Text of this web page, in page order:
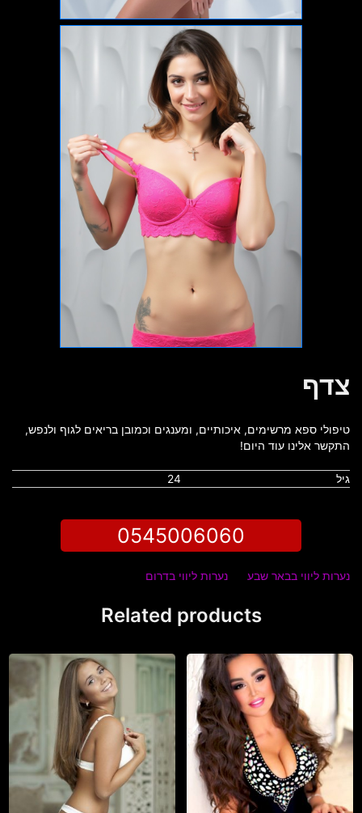
צדף
טיפולי ספא מרשימים, איכותיים, ומענגים וכמובן בריאים לגוף ולנפש,
התקשר אלינו עוד היום!
גיל 24
0545006060
נערות ליווי בבאר שבע נערות ליווי בדרום
Related products